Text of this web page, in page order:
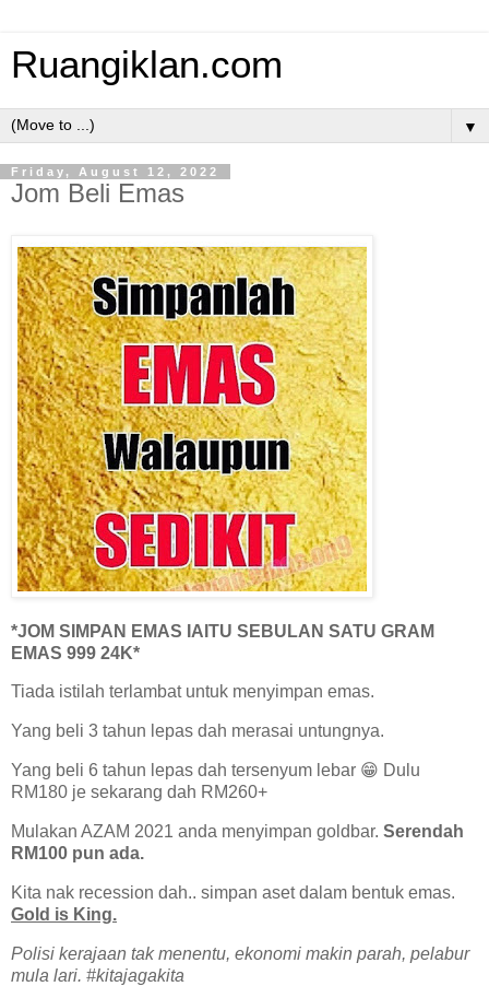
Ruangiklan.com
▼
Friday, August 12, 2022
Jom Beli Emas
*JOM SIMPAN EMAS IAITU SEBULAN SATU GRAM
EMAS 999 24K*
Tiada istilah terlambat untuk menyimpan emas.
Yang beli 3 tahun lepas dah merasai untungnya.
Yang beli 6 tahun lepas dah tersenyum lebar 😁 Dulu
RM180 je sekarang dah RM260+
Mulakan AZAM 2021 anda menyimpan goldbar. Serendah
RM100 pun ada.
Kita nak recession dah.. simpan aset dalam bentuk emas.
Gold is King.
Polisi kerajaan tak menentu, ekonomi makin parah, pelabur
mula lari. #kitajagakita